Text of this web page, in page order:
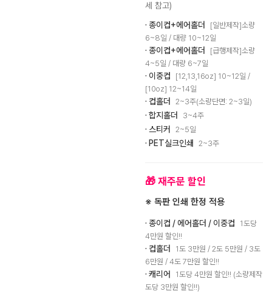
세 참고)
· 종이컵+에어홀더
[일반제작]소량
6~8일 / 대량 10~12일
· 종이컵+에어홀더
[급행제작]소량
4~5일 / 대량 6~7일
· 이중컵
[12,13,16oz] 10~12일 /
[10oz] 12~14일
· 컵홀더 2~3주(소량단면: 2~3일)
· 합지홀더 3~4주
· 스티커 2~5일
· PET실크인쇄 2~3주
🎁 재주문 할인
※ 독판 인쇄 한정 적용
· 종이컵 / 에어홀더 / 이중컵
1도당
4만원 할인!!
· 컵홀더
1도 3만원 / 2도 5만원 / 3도
6만원 / 4도 7만원 할인!!
· 캐리어
1도당 4만원 할인!! (소량제작
도당 3만원 할인!!)